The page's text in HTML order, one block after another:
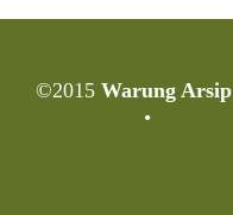
©2015 Warung Arsip
•